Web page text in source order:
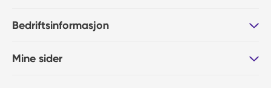
Bedriftsinformasjon
Mine sider